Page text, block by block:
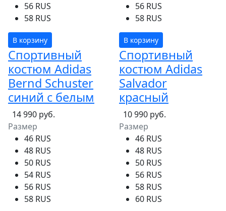
56 RUS
58 RUS
В корзину
56 RUS
58 RUS
В корзину
Спортивный
костюм Adidas
Bernd Schuster
синий с белым
14 990 руб.
Размер
46 RUS
48 RUS
50 RUS
54 RUS
56 RUS
58 RUS
Спортивный
костюм Adidas
Salvador
красный
10 990 руб.
Размер
46 RUS
48 RUS
50 RUS
56 RUS
58 RUS
60 RUS